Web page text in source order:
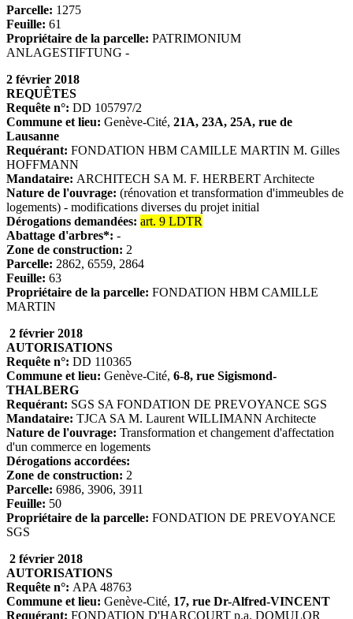
Parcelle: 1275
Feuille: 61
Propriétaire de la parcelle: PATRIMONIUM
ANLAGESTIFTUNG -
2 février 2018
REQUÊTES
Requête n°: DD 105797/2
Commune et lieu: Genève-Cité, 21A, 23A, 25A, rue de
Lausanne
Requérant: FONDATION HBM CAMILLE MARTIN M. Gilles
HOFFMANN
Mandataire: ARCHITECH SA M. F. HERBERT Architecte
Nature de l'ouvrage: (rénovation et transformation d'immeubles de
logements) - modifications diverses du projet initial
Dérogations demandées: art. 9 LDTR
Abattage d'arbres*: -
Zone de construction: 2
Parcelle: 2862, 6559, 2864
Feuille: 63
Propriétaire de la parcelle: FONDATION HBM CAMILLE
MARTIN
2 février 2018
AUTORISATIONS
Requête n°: DD 110365
Commune et lieu: Genève-Cité, 6-8, rue Sigismond-
THALBERG
Requérant: SGS SA FONDATION DE PREVOYANCE SGS
Mandataire: TJCA SA M. Laurent WILLIMANN Architecte
Nature de l'ouvrage: Transformation et changement d'affectation
d'un commerce en logements
Dérogations accordées:
Zone de construction: 2
Parcelle: 6986, 3906, 3911
Feuille: 50
Propriétaire de la parcelle: FONDATION DE PREVOYANCE
SGS
2 février 2018
AUTORISATIONS
Requête n°: APA 48763
Commune et lieu: Genève-Cité, 17, rue Dr-Alfred-VINCENT
Requérant: FONDATION D'HARCOURT p.a. DOMULOR